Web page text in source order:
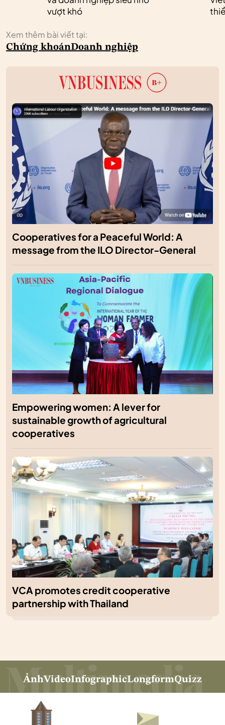
vượt khó
Xem thêm bài viết tại:
Chứng khoánDoanh nghiệp
Cooperatives for a Peaceful World: A
message from the ILO Director-General
Empowering women: A lever for
sustainable growth of agricultural
cooperatives
VCA promotes credit cooperative
partnership with Thailand
ẢnhVideoInfographicLongformQuizz